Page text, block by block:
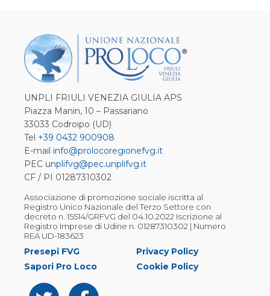
UNPLI FRIULI VENEZIA GIULIA APS
Piazza Manin, 10 – Passariano
33033 Codroipo (UD)
Tel +39 0432 900908
E-mail info@prolocoregionefvg.it
PEC unplifvg@pec.unplifvg.it
CF / PI 01287310302
Associazione di promozione sociale iscritta al
Registro Unico Nazionale del Terzo Settore con
decreto n. 15514/GRFVG del 04.10.2022 Iscrizione al
Registro Imprese di Udine n. 01287310302 | Numero
REA UD-183623
Presepi FVG
Sapori Pro Loco
Privacy Policy
Cookie Policy